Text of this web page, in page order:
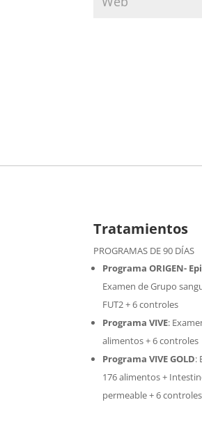
Tratamientos
PROGRAMAS DE 90 DÍAS
Programa ORIGEN-
Examen de Grupo
FUT2 + 6 controles
Programa VIVE:
alimentos + 6 controles
Programa VIVE GOLD:
176 alimentos +
permeable + 6 controles